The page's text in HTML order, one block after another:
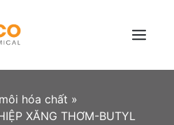
Menu
hóa chất »
XĂNG THƠM-BUTYL